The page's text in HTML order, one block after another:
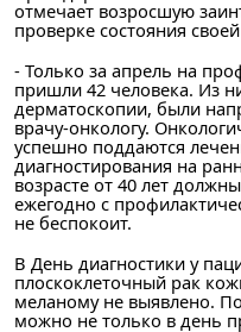
отмечает возросшую
проверке состояния
- Только за апрель на
пришли 42 человека. Из
дерматоскопии, были
врачу-онкологу.
успешно поддаются
диагностирования на
возрасте от 40 лет
ежегодно с
не беспокоит.
В День диагностики у
плоскоклеточный рак
меланому не выявлено.
можно не только в день